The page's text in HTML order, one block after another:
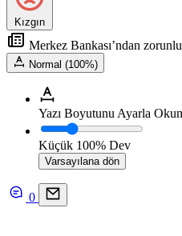
Kızgın
Merkez Bankası’ndan
Normal (100%)
Yazı Boyutunu Ayarla
Küçük 100% Dev
Varsayılana dön
0